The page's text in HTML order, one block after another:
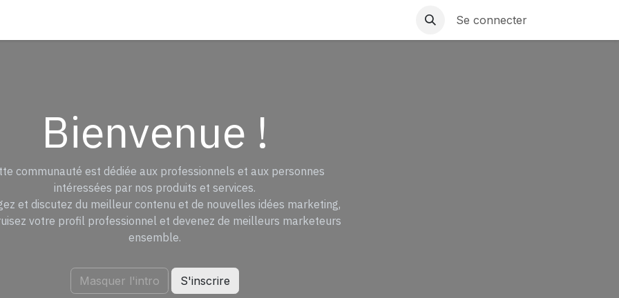
Se connecter
Bienvenue !
communauté est dédiée aux professionnels et aux personnes
intéressées par nos produits et services.
et discutez du meilleur contenu et de nouvelles idées marketing,
votre profil professionnel et devenez de meilleurs marketeurs
ensemble.
Masquer l'intro S'inscrire